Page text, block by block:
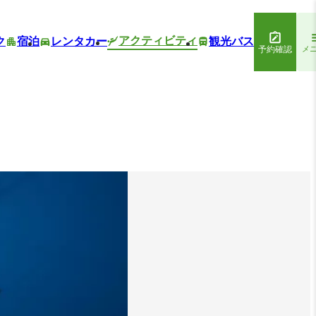
宿泊 レンタカー アクティビティ 観光バス
予約確認 メ